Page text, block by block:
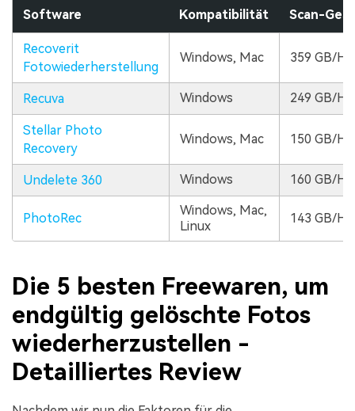
Software Kompatibilität Scan-
Recoverit
Fotowiederherstellung
Windows, Mac 359 GB/HR
Recuva Windows 249 GB/HR
Stellar Photo
Recovery
Windows, Mac 150 GB/HR
Undelete 360 Windows 160 GB/HR
PhotoRec
Windows, Mac,
Linux
143 GB/HR
Die 5 besten Freewaren, um
endgültig gelöschte Fotos
wiederherzustellen -
Detailliertes Review